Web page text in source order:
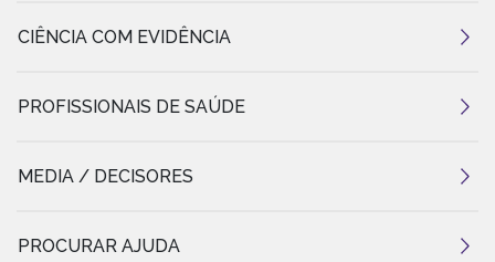
CIÊNCIA COM EVIDÊNCIA
PROFISSIONAIS DE SAÚDE
MEDIA / DECISORES
PROCURAR AJUDA